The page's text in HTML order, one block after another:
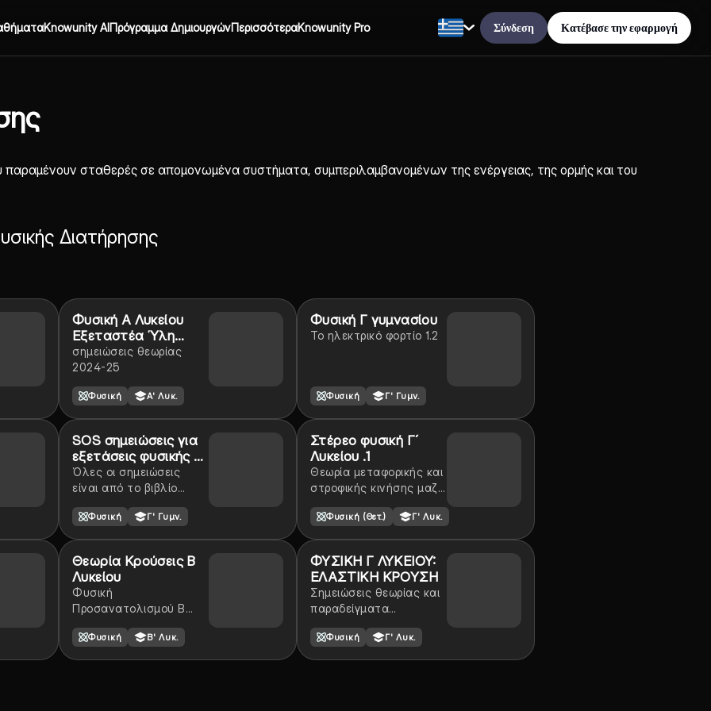
Knowunity AIΠρόγραμμα ΔημιουργώνΠερισσότεραKnowunity Pro Σύνδεση Κατέβασε την εφαρμογή
σταθερές σε απομονωμένα συστήματα, συμπεριλαμβανομένων της ενέργειας, της ορμής και του
Διατήρησης
Φυσική Α Λυκείου
Εξεταστέα Ύλη
2024-25 Σημειώσεις
σημειώσεις θεωρίας
2024-25
Φυσική Α' Λυκ.
Φυσική Γ γυμνασίου
Το ηλεκτρικό φορτίο 1.2
Φυσική Γ' Γυμν.
SOS σημειώσεις για
εξετάσεις φυσικής γ
γυμνασίου
Όλες οι σημειώσεις
είναι από το βιβλίο
αποτελέσματα και την
τελευταία ερώτηση που
Φυσική Γ' Γυμν.
Στέρεο φυσική Γ´
Λυκείου .1
Θεωρία μεταφορικής και
στροφικής κινήσης μαζί
και την λογική του
στερεού
Φυσική (Θετ.) Γ' Λυκ.
Θεωρία Κρούσεις Β
Λυκείου
Φυσική
Προσανατολισμού Β
Διατήρηση Ορμής
Φυσική Β' Λυκ.
ΦΥΣΙΚΗ Γ ΛΥΚΕΙΟΥ:
ΕΛΑΣΤΙΚΗ ΚΡΟΥΣΗ
Σημειώσεις θεωρίας και
παραδείγματα
ελαστικές κρούσεις
(απο ύλη β λυκείου)
Φυσική Γ' Λυκ.